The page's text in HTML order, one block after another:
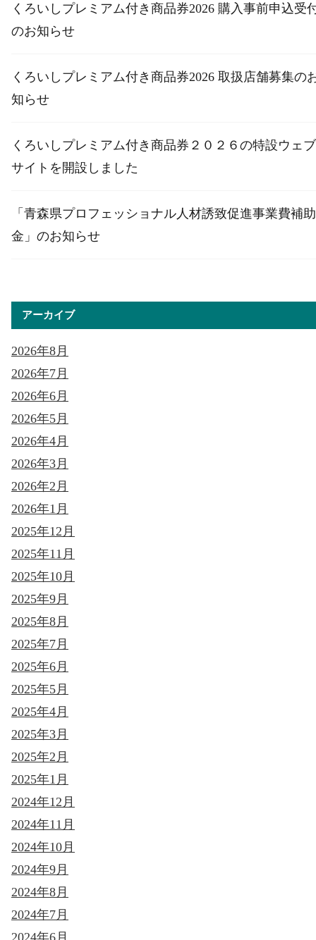
くろいしプレミアム付き商品券2026 購入事前申込受
のお知らせ
くろいしプレミアム付き商品券2026 取扱店舗募集の
知らせ
くろいしプレミアム付き商品券２０２６の特設ウェブ
サイトを開設しました
「青森県プロフェッショナル人材誘致促進事業費補助
金」のお知らせ
アーカイブ
2026年8月
2026年7月
2026年6月
2026年5月
2026年4月
2026年3月
2026年2月
2026年1月
2025年12月
2025年11月
2025年10月
2025年9月
2025年8月
2025年7月
2025年6月
2025年5月
2025年4月
2025年3月
2025年2月
2025年1月
2024年12月
2024年11月
2024年10月
2024年9月
2024年8月
2024年7月
2024年6月